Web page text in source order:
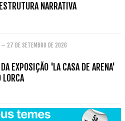
NARRATIVA
27 DE SETEMBRO DE 2026
EXPOSIÇÃO 'LA CASA DE ARENA'
LORCA